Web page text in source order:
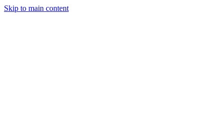
Skip to main content